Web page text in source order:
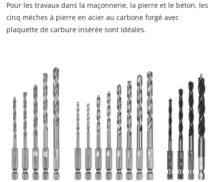
pointe Split-Point à 135°. Les quatre mèches à bois sont en
acier au carbone laminé et sont équipées d'une pointe de
centrage qui permet de percer avec précision et facilité. Cinq
conviennent parfaitement aux travaux dans la maçonnerie, la
pierre et le béton. La boîte de rangement pratique du set
d'embouts et de forets au design spécial Einhell offre un
espace de rangement organisé pour tous les accessoires.
Tandis que la fermeture robuste Auto-Lock-Clip assure une
fermeture sûre de la boîte, le couvercle transparent permet
de voir facilement le contenu. Ainsi, tous les éléments sont
toujours à portée de main. Avec son vaste choix d'accessoires,
le set Einhell de 40 pièces est le complément parfait pour
chaque arsenal d'outils et permet d'obtenir des résultats
Pour les travaux dans la maçonnerie, la pierre et le béton, les
cinq mèches à pierre en acier au carbone forgé avec
plaquette de carbure insérée sont idéales.